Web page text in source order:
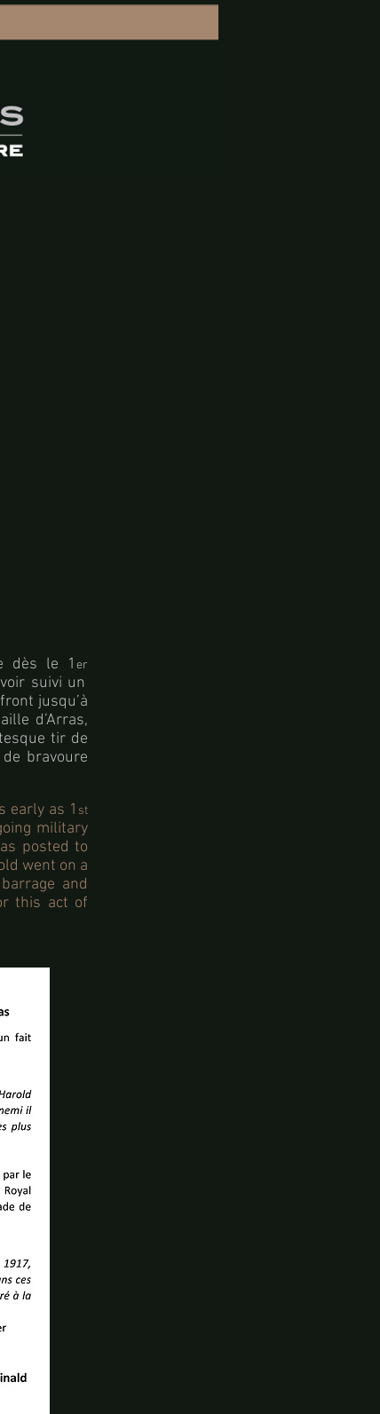
dès le 1 er
suivi un
jusqu’à
d’Arras,
tir de
bravoure
early as 1 st
military
posted to
went on a
and
this act of